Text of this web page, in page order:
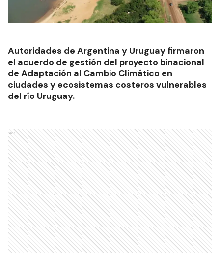
Autoridades de Argentina y Uruguay firmaron
el acuerdo de gestión del proyecto binacional
de Adaptación al Cambio Climático en
ciudades y ecosistemas costeros vulnerables
del río Uruguay.
Ads